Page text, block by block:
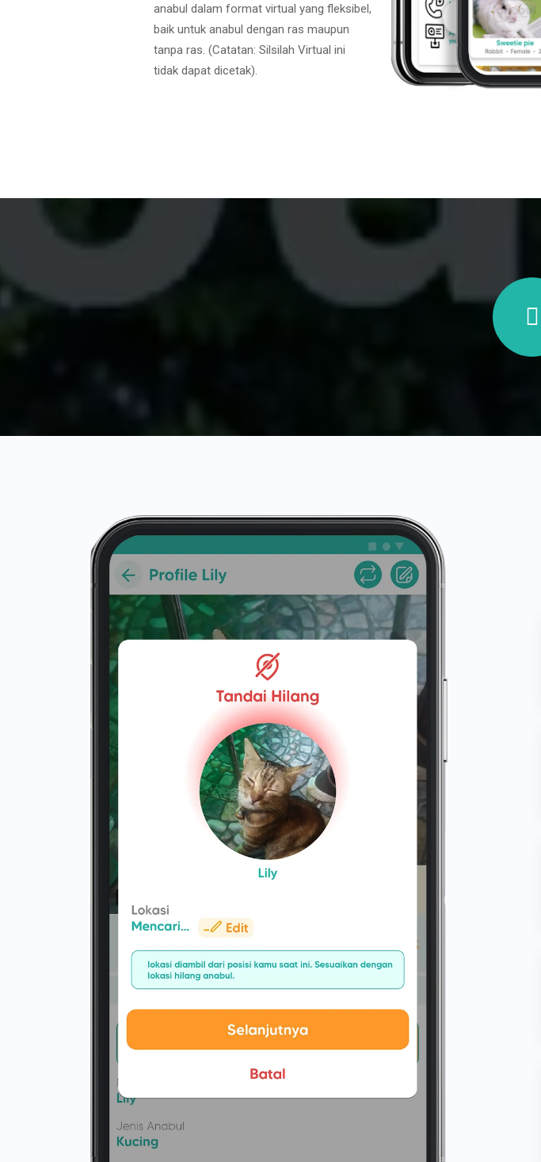
anabul dalam format virtual yang fleksibel,
baik untuk anabul dengan ras maupun
tanpa ras. (Catatan: Silsilah Virtual ini
tidak dapat dicetak).